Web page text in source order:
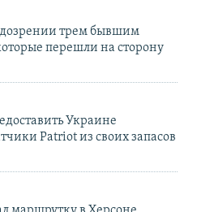
трем бывшим
перешли на сторону
Украине
Patriot из своих запасов